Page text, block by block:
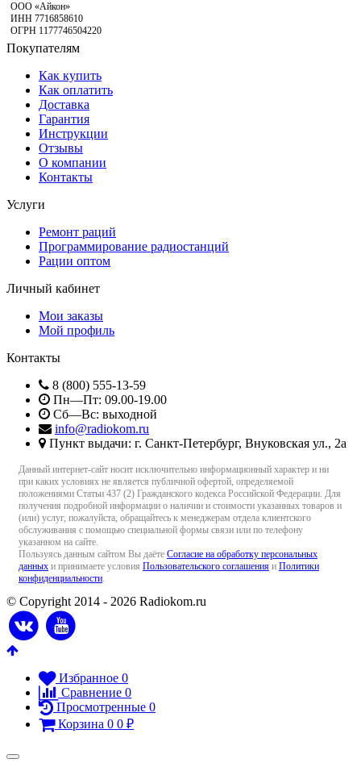
ООО «Айкон»
ИНН 7716858610
ОГРН 1177746504220
Покупателям
Как купить
Как оплатить
Доставка
Гарантия
Инструкции
Отзывы
О компании
Контакты
Услуги
Ремонт раций
Программирование радиостанций
Рации оптом
Личный кабинет
Мои заказы
Мой профиль
Контакты
8 (800) 555-13-59
Пн—Пт: 09.00-19.00
Сб—Вс: выходной
info@radiokom.ru
Пункт выдачи: г. Санкт-Петербург, Внуковская ул., 2а
Данный интернет-сайт носит исключительно информационный характер и ни
при каких условиях не является публичной офертой, определяемой
положениями Статьи 437 (2) Гражданского кодекса Российской Федерации. Для
получения подробной информации о наличии и стоимости указанных товаров и
(или) услуг, пожалуйста, обращайтесь к менеджерам отдела клиентского
обслуживания с помощью специальной формы связи или по телефону
указанном на сайте.
Пользуясь данным сайтом Вы даёте Согласие на обработку персональных
данных и принимаете условия Пользовательского соглашения и Политики
конфиденциальности.
© Copyright 2014 - 2026 Radiokom.ru
Избранное 0
Сравнение 0
Просмотренные 0
Корзина 0 0 ₽